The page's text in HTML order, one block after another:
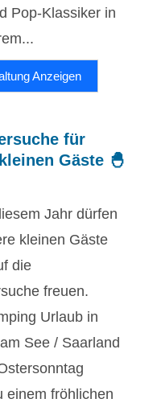
Pop-Klassiker in
Anzeigen
für
Gäste 🐣
Jahr dürfen
kleinen Gäste
die
freuen.
Urlaub in
See / Saarland
einem fröhlichen